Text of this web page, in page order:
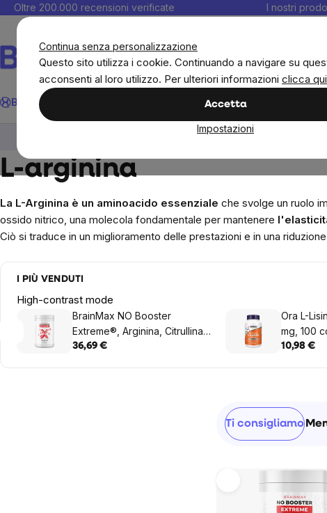
Continua senza personalizzazione
Questo sito utilizza i cookie. Continuando a navigare su
acconsenti al loro utilizzo. Per ulteriori informazioni clicca qui
Accetta
Impostazioni
Salta
contenuto
Oltre 200.000 recensioni verificate I nostri
Cerca
BrainMax AlimentiAlimentazione sana
Amminoacido
L-arginina
La L-Arginina è un aminoacido essenziale che svolge un ruolo
ossido nitrico, una molecola fondamentale per mantenere
Ciò si traduce in un miglioramento delle prestazioni e in una
I PIÙ VENDUTI
High-contrast mode
BrainMax NO Booster
Extreme®, Arginina, Citrullina,
Ornitina, 510 g
36,69 €
Ora L-
mg, 100
10,98 €
Ordinamento
prodotti
Ti consigliamo